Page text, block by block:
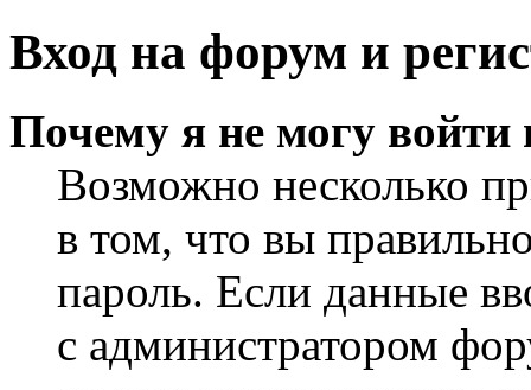
Вход на форум и
Почему я не могу войти
Возможно несколько
в том, что вы
пароль. Если данные
с администратором